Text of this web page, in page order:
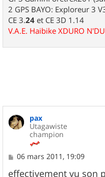
2 GPS BAYO: Exploreur 3
CE 3.24 et CE 3D 1.14
V.A.E. Haibike XDURO
pax
Utagawiste
champion
M
s
06 mars 2011, 19:09
effectivement vu son